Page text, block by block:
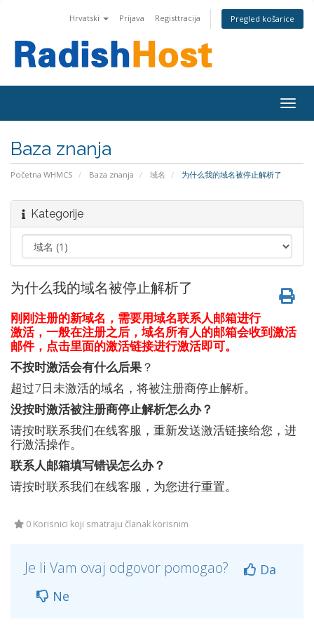
Hrvatski Prijava Registtracija Pregled košarice
Baza znanja
Početna WHMCS Baza znanja 域名 为什么我的域名被停止解析了
Kategorije
为什么我的域名被停止解析了
刚刚注册的新域名，需要用域名联系人邮箱进行
激活，一般在注册之后，域名所有人的邮箱会收到激活
邮件，点击里面的激活链接进行激活即可。
不按时激活会有什么后果？
超过7日未激活的域名，将被注册商停止解析。
没按时激活被注册商停止解析怎么办？
请按时联系我们在线客服，重新发送激活链接给您，进
行激活操作。
联系人邮箱填写错误怎么办？
请按时联系我们在线客服，为您进行重置。
0 Korisnici koji smatraju članak korisnim
Je li Vam ovaj odgovor pomogao?
Da
Ne